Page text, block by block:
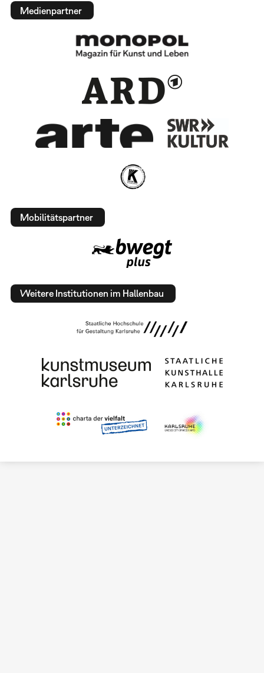
Medienpartner
Mobilitätspartner
Weitere Institutionen im Hallenbau